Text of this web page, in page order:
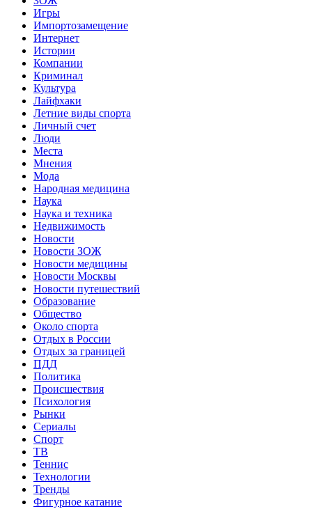
Игры
Импортозамещение
Интернет
Истории
Компании
Криминал
Культура
Лайфхаки
Летние виды спорта
Личный счет
Люди
Места
Мнения
Мода
Народная медицина
Наука
Наука и техника
Недвижимость
Новости
Новости ЗОЖ
Новости медицины
Новости Москвы
Новости путешествий
Образование
Общество
Около спорта
Отдых в России
Отдых за границей
ПДД
Политика
Происшествия
Психология
Рынки
Сериалы
Спорт
ТВ
Теннис
Технологии
Тренды
Фигурное катание